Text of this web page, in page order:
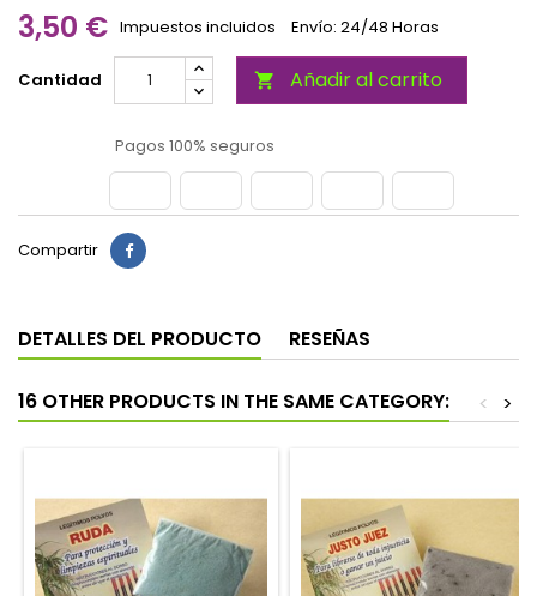
3,50 € Impuestos incluidos Envío: 24/48 Horas
Cantidad  Añadir al carrito
Pagos 100% seguros
Compartir
DETALLES DEL PRODUCTO RESEÑAS
16 OTHER PRODUCTS IN THE SAME CATEGORY: >
<